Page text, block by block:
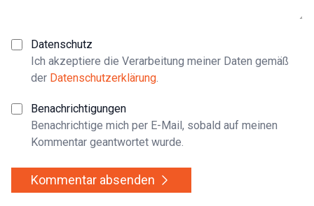
Datenschutz
Ich akzeptiere die Verarbeitung meiner Daten gemäß
der Datenschutzerklärung.
Benachrichtigungen
Benachrichtige mich per E-Mail, sobald auf meinen
Kommentar geantwortet wurde.
Kommentar absenden